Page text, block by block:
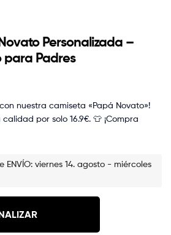
Personalizada –
para Padres
nuestra camiseta «Papá Novato»!
por solo 16.9€. 👕 ¡Compra
ENVÍO: viernes 14. agosto - miércoles